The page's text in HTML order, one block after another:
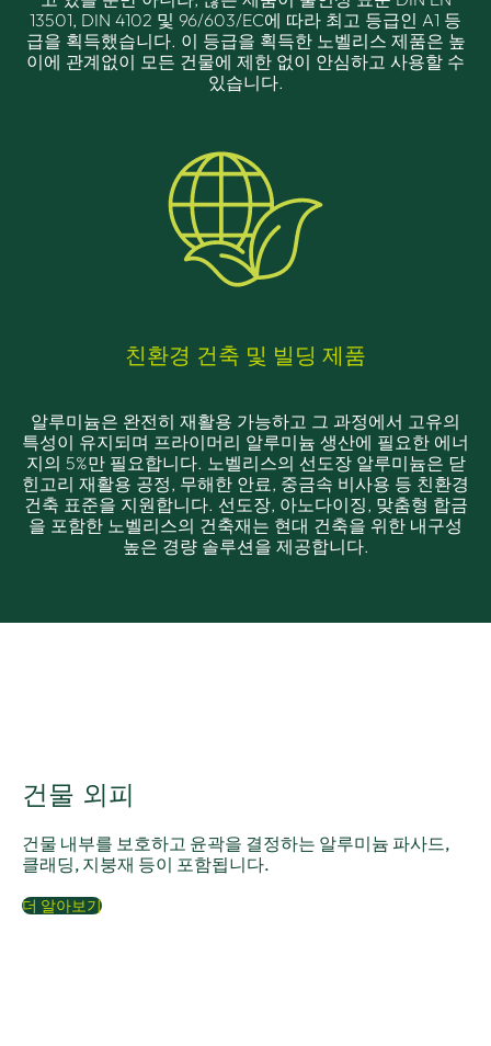
13501, DIN 4102 및 96/603/EC에 따라 최고 등급인 A1 등
급을 획득했습니다. 이 등급을 획득한 노벨리스 제품은 높
이에 관계없이 모든 건물에 제한 없이 안심하고 사용할 수
있습니다.
친환경 건축 및 빌딩 제품
알루미늄은 완전히 재활용 가능하고 그 과정에서 고유의
특성이 유지되며 프라이머리 알루미늄 생산에 필요한 에너
지의 5%만 필요합니다. 노벨리스의 선도장 알루미늄은 닫
힌고리 재활용 공정, 무해한 안료, 중금속 비사용 등 친환경
건축 표준을 지원합니다. 선도장, 아노다이징, 맞춤형 합금
을 포함한 노벨리스의 건축재는 현대 건축을 위한 내구성
높은 경량 솔루션을 제공합니다.
건물 외피
건물 내부를 보호하고 윤곽을 결정하는 알루미늄 파사드,
클래딩, 지붕재 등이 포함됩니다.
더 알아보기